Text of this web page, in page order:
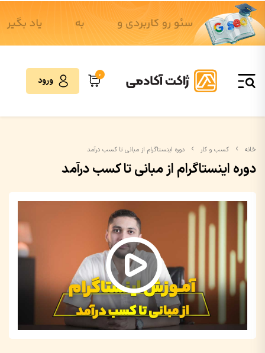
0
ورود
خانه کسب و کار دوره اینستاگرام از مبانی تا کسب درآمد
دوره اینستاگرام از مبانی تا کسب درآمد